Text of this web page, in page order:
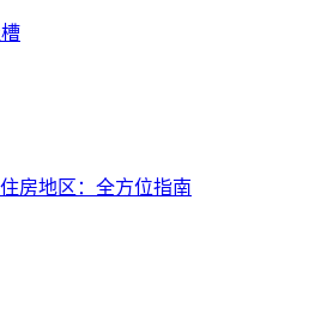
房地区：全方位指南